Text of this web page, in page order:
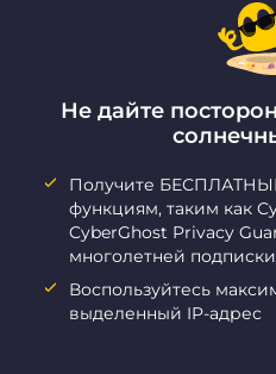
Не дайте
Получите
функциям, таким как
CyberGhost Privacy
многолетней подписки
Воспользуйтесь
выделенный IP-адрес